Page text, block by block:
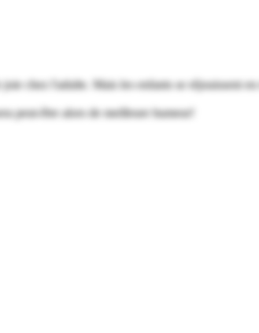
chez l'adulte. Mais les enfants se réjouissent
peut-être alors de meilleure humeur!